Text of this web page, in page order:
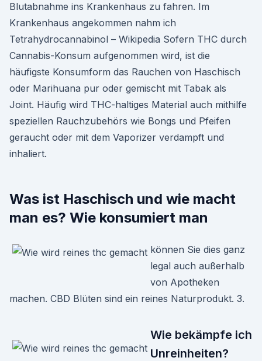
Blutabnahme ins Krankenhaus zu fahren. Im
Krankenhaus angekommen nahm ich
Tetrahydrocannabinol – Wikipedia Sofern THC durch
Cannabis-Konsum aufgenommen wird, ist die
häufigste Konsumform das Rauchen von Haschisch
oder Marihuana pur oder gemischt mit Tabak als
Joint. Häufig wird THC-haltiges Material auch mithilfe
speziellen Rauchzubehörs wie Bongs und Pfeifen
geraucht oder mit dem Vaporizer verdampft und
inhaliert.
Was ist Haschisch und wie macht
man es? Wie konsumiert man
können Sie dies ganz
legal auch außerhalb
von Apotheken
machen. CBD Blüten sind ein reines Naturprodukt. 3.
Wie bekämpfe ich
Unreinheiten?